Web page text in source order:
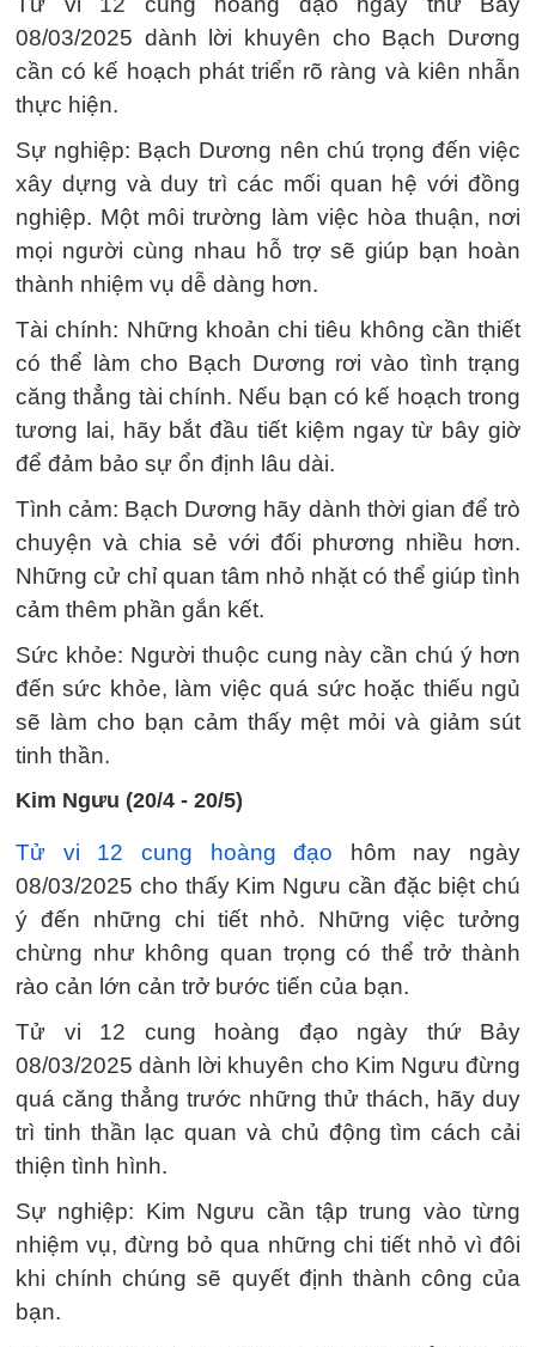
08/03/2025 dành lời khuyên cho Bạch Dương
cần có kế hoạch phát triển rõ ràng và kiên nhẫn
thực hiện.
Sự nghiệp: Bạch Dương nên chú trọng đến việc
xây dựng và duy trì các mối quan hệ với đồng
nghiệp. Một môi trường làm việc hòa thuận, nơi
mọi người cùng nhau hỗ trợ sẽ giúp bạn hoàn
thành nhiệm vụ dễ dàng hơn.
Tài chính: Những khoản chi tiêu không cần thiết
có thể làm cho Bạch Dương rơi vào tình trạng
căng thẳng tài chính. Nếu bạn có kế hoạch trong
tương lai, hãy bắt đầu tiết kiệm ngay từ bây giờ
để đảm bảo sự ổn định lâu dài.
Tình cảm: Bạch Dương hãy dành thời gian để trò
chuyện và chia sẻ với đối phương nhiều hơn.
Những cử chỉ quan tâm nhỏ nhặt có thể giúp tình
cảm thêm phần gắn kết.
Sức khỏe: Người thuộc cung này cần chú ý hơn
đến sức khỏe, làm việc quá sức hoặc thiếu ngủ
sẽ làm cho bạn cảm thấy mệt mỏi và giảm sút
tinh thần.
Kim Ngưu (20/4 - 20/5)
Tử vi 12 cung hoàng đạo hôm nay ngày
08/03/2025 cho thấy Kim Ngưu cần đặc biệt chú
ý đến những chi tiết nhỏ. Những việc tưởng
chừng như không quan trọng có thể trở thành
rào cản lớn cản trở bước tiến của bạn.
Tử vi 12 cung hoàng đạo ngày thứ Bảy
08/03/2025 dành lời khuyên cho Kim Ngưu đừng
quá căng thẳng trước những thử thách, hãy duy
trì tinh thần lạc quan và chủ động tìm cách cải
thiện tình hình.
Sự nghiệp: Kim Ngưu cần tập trung vào từng
nhiệm vụ, đừng bỏ qua những chi tiết nhỏ vì đôi
khi chính chúng sẽ quyết định thành công của
bạn.